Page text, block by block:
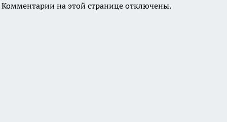
Комментарии на этой странице отключены.